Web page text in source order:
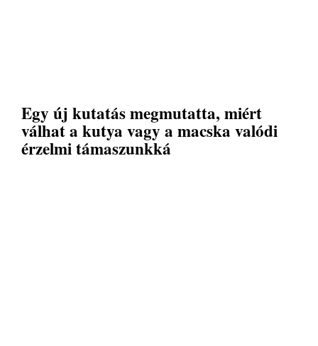
Egy új kutatás megmutatta, miért
válhat a kutya vagy a macska valódi
érzelmi támaszunkká